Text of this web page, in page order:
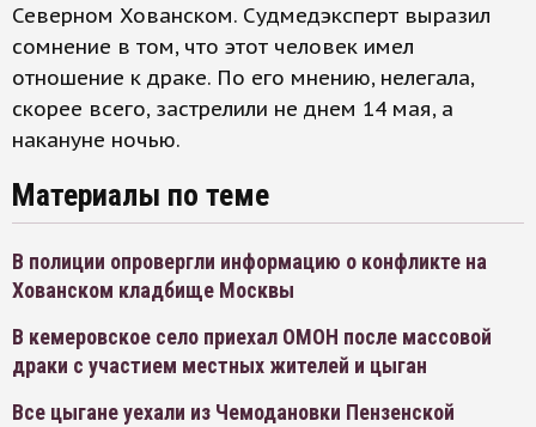
Северном Хованском. Судмедэксперт выразил
сомнение в том, что этот человек имел
отношение к драке. По его мнению, нелегала,
скорее всего, застрелили не днем 14 мая, а
накануне ночью.
Материалы по теме
В полиции опровергли информацию о конфликте на
Хованском кладбище Москвы
В кемеровское село приехал ОМОН после массовой
драки с участием местных жителей и цыган
Все цыгане уехали из Чемодановки Пензенской